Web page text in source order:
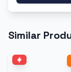
Similar